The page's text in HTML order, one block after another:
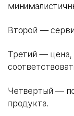
Второй —
Третий — цена,
Четвертый —
продукта.